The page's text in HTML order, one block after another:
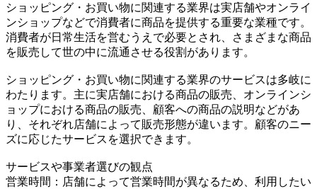
ショッピング・お買い物に関連する業界は実店舗やオンライ
ンショップなどで消費者に商品を提供する重要な業種です。
消費者が日常生活を営むうえで必要とされ、さまざまな商品
を販売して世の中に流通させる役割があります。
ショッピング・お買い物に関連する業界のサービスは多岐に
わたります。主に実店舗における商品の販売、オンラインシ
ョップにおける商品の販売、顧客への商品の説明などがあ
り、それぞれ店舗によって販売形態が違います。顧客のニー
ズに応じたサービスを選択できます。
サービスや事業者選びの観点
営業時間：店舗によって営業時間が異なるため、利用したい